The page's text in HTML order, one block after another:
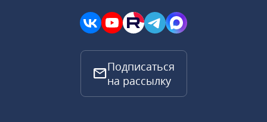
Подписаться
на рассылку